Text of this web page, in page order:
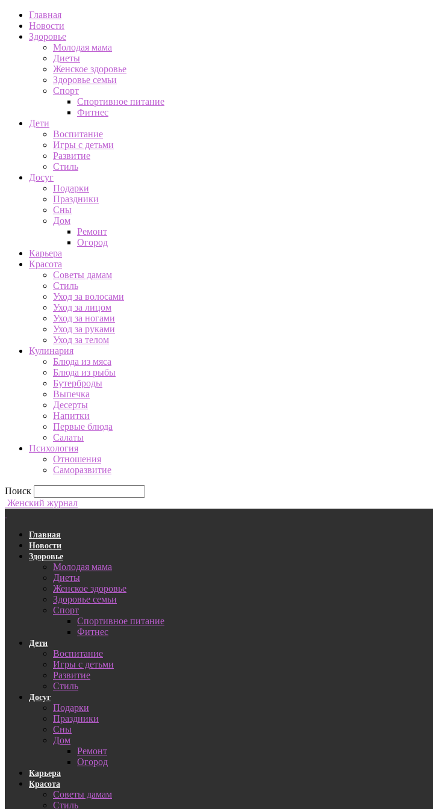
Главная
Новости
Здоровье
Молодая мама
Диеты
Женское здоровье
Здоровье семьи
Спорт
Спортивное питание
Фитнес
Дети
Воспитание
Игры с детьми
Развитие
Стиль
Досуг
Подарки
Праздники
Сны
Дом
Ремонт
Огород
Карьера
Красота
Советы дамам
Стиль
Уход за волосами
Уход за лицом
Уход за ногами
Уход за руками
Уход за телом
Кулинария
Блюда из мяса
Блюда из рыбы
Бутерброды
Выпечка
Десерты
Напитки
Первые блюда
Салаты
Психология
Отношения
Саморазвитие
Поиск
Женский журнал
Главная
Новости
Здоровье
Молодая мама
Диеты
Женское здоровье
Здоровье семьи
Спорт
Спортивное питание
Фитнес
Дети
Воспитание
Игры с детьми
Развитие
Стиль
Досуг
Подарки
Праздники
Сны
Дом
Ремонт
Огород
Карьера
Красота
Советы дамам
Стиль